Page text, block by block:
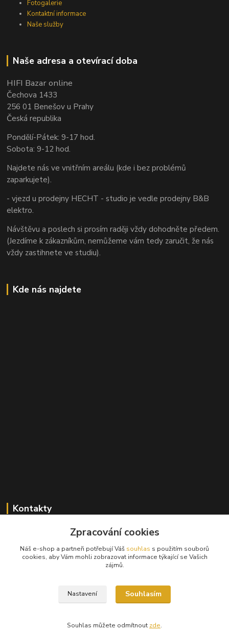
Fotogalerie
Kontaktní informace
Naše služby
Naše adresa a otevírací doba
HIFI Bazar online
Čechova 1433
256 01 Benešov u Prahy
Česká republika
Pondělí-Pátek: 9-17 hod.
Sobota: 9-12 hod.
Najdete nás ve vnitřním areálu (kde i bez problémů
zaparkujete).
- vjezd u prodejny HECHT - studio je vedle prodejny B&B
elektro.
Návštěvu a poslech si prosím raději vždy dohodněte předem.
(Jezdíme k zákazníkům, nemůžeme vám tedy zaručit, že nás
vždy zastihnete ve studiu).
Kde nás najdete
Kontakty
+420 603 824 940
info@hifibazar.online
Zpracování cookies
Náš e-shop a partneři potřebují Váš souhlas s použitím souborů
cookies, aby Vám mohli zobrazovat informace týkající se Vašich
zájmů.
Nastavení Souhlasím
Souhlas můžete odmítnout zde.